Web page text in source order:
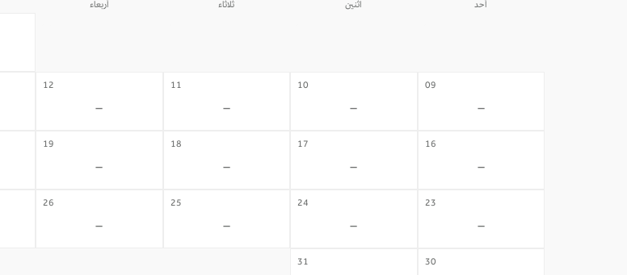
أحد اثنين ثلاثاء أربعاء
09
-
10
-
11
-
12
-
16
-
17
-
18
-
19
-
23
-
24
-
25
-
26
-
30
31